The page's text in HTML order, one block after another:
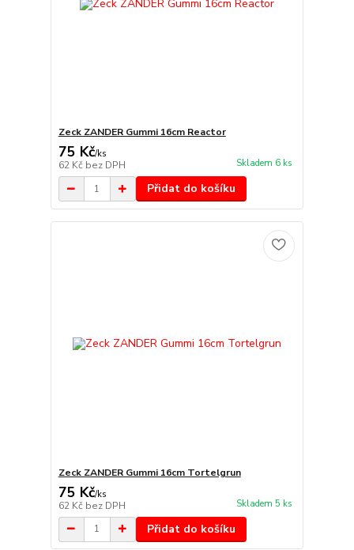
Zeck ZANDER Gummi 16cm Reactor
75 Kč/ks
62 Kč bez DPH Skladem 6 ks
Přidat do košíku
Zeck ZANDER Gummi 16cm Tortelgrun
75 Kč/ks
62 Kč bez DPH Skladem 5 ks
Přidat do košíku